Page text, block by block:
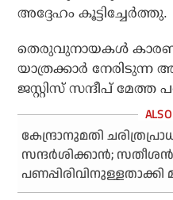
അദ്ദേഹം കൂട്ടിച്ചേർത്തു.
തെരുവുനായകൾ
യാത്രക്കാർ നേരിടുന്ന
ജസ്റ്റിസ് സന്ദീപ് മേത്ത
കേന്ദ്രാനുമതി
സന്ദർശിക്കാൻ; സതീശൻ
പണപ്പിരിവിനുള്ളതാക്കി